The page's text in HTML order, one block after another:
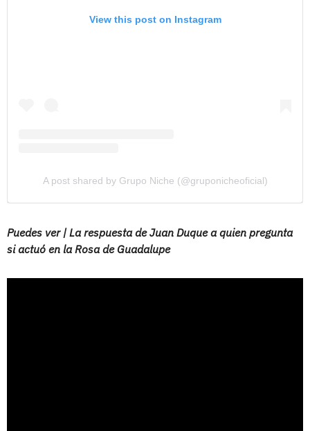
View this post on Instagram
A post shared by Grupo Niche (@gruponicheoficial)
Puedes ver | La respuesta de Juan Duque a quien pregunta
si actuó en la Rosa de Guadalupe